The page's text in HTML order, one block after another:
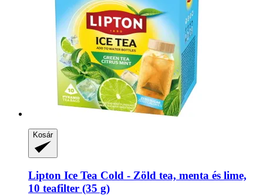
Kosár
Lipton Ice Tea Cold -​ Zöld tea, menta és lime,
10 teafilter (35 g)